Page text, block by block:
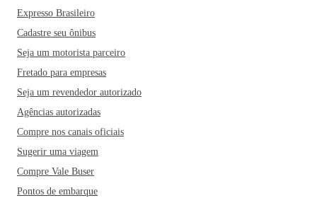
Expresso Brasileiro
Cadastre seu ônibus
Seja um motorista parceiro
Fretado para empresas
Seja um revendedor autorizado
Agências autorizadas
Compre nos canais oficiais
Sugerir uma viagem
Compre Vale Buser
Pontos de embarque